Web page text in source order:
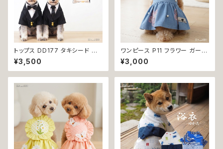
トップス DD177 タキシード ス
ーツ フォーマル 蝶ネクタイ ネク
タイ リボン 犬 猫 ペット 服 犬の
服 猫の服 犬服 猫服 ドッグウェ
シャツ 返品交換不可
¥3,500
ワンピース P11 フラワー ガーリ
ー かわいい ドッグウェア dog
犬 猫 ペット 服 犬服 猫服 小型
犬 返品交換不可
¥3,000